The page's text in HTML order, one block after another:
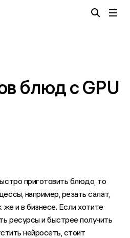
блюд с GPU
приготовить блюдо, то
например, резать салат,
же и в бизнесе. Если хотите
ресурсы и быстрее получить
нейросеть, стоит